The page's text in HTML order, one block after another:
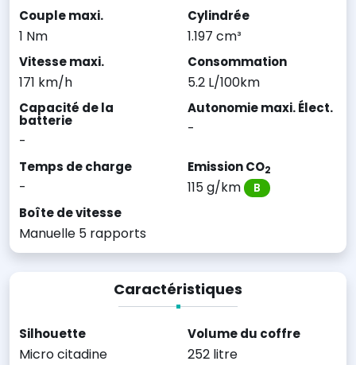
Couple maxi.
1 Nm
Cylindrée
1.197 cm³
Vitesse maxi.
171 km/h
Consommation
5.2 L/100km
Capacité de la
batterie
-
Autonomie maxi. Élect.
-
Temps de charge
-
Emission CO2
115 g/km B
Boîte de vitesse
Manuelle 5 rapports
Caractéristiques
Silhouette
Micro citadine
Volume du coffre
252 litre